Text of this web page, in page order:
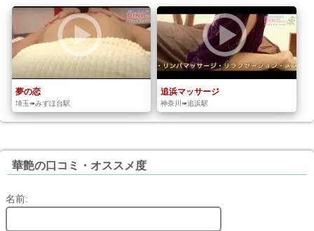
夢の恋
埼玉➠みずほ台駅
追浜マッサージ
神奈川➠追浜駅
華艶の口コミ・オススメ度
名前: